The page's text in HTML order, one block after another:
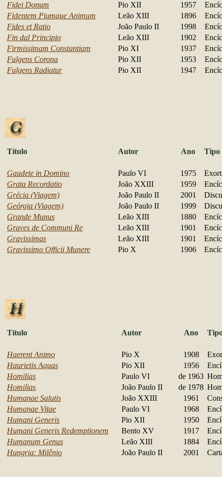
Fidei Donum
Pio XII 1957 Enc
Fidentem Piumque Animum
Leão XIII 1896
Fides et Ratio
João Paulo II 1998
Fin dal Principio
Leão XIII 1902
Firmissimam Constantiam
Pio XI 1937
Fulgens Corona
Pio XII 1953
Fulgens Radiatur
Pio XII 1947
Título Autor Ano Tipo
Gaudete in Domino Paulo VI 1975
Grata Recordatio
João XXIII 1959
Grécia (Viagem)
João Paulo II 2001
Geórgia (Viagem)
João Paulo II 1999
Grande Munus
Leão XIII 1880
Graves de Communi Re
Leão XIII 1901
Gravissimas
Leão XIII 1901
Gravissimo Officii Munere
Pio X 1906
Título Autor Ano
Haerent Animo Pio X 1908
Haurietis Aquas
Pio XII 1956
Homilias
Paulo VI de 1963
Homilias
João Paulo II de 1978
Humanae Salutis
João XXIII 1961
Humanae Vitae
Paulo VI 1968
Humani Generis
Pio XII 1950
Humani Generis Redemptionem
Bento XV 1917
Humanum Genus
Leão XIII 1884
Hungria: Milênio
João Paulo II 2001